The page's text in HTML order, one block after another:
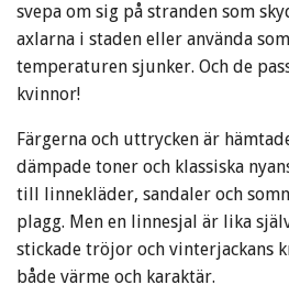
svepa om sig på stranden som
axlarna i staden eller använda
temperaturen sjunker. Och de
kvinnor!
Färgerna och uttrycken är
dämpade toner och klassiska
till linnekläder, sandaler och
plagg. Men en linnesjal är lika
stickade tröjor och vinterjackans
både värme och karaktär.